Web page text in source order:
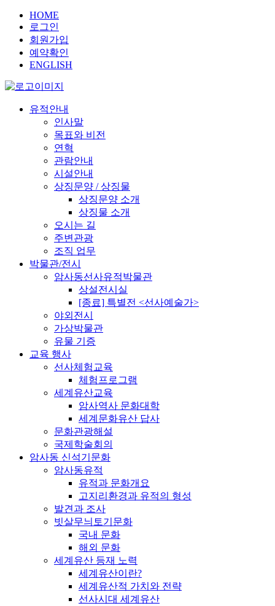
HOME
로그인
회원가입
예약확인
ENGLISH
유적안내
인사말
목표와 비전
연혁
관람안내
시설안내
상징문양 / 상징물
상징문양 소개
상징물 소개
오시는 길
주변관광
조직 업무
박물관/전시
암사동선사유적박물관
상설전시실
[종료] 특별전 <선사예술가>
야외전시
가상박물관
유물 기증
교육 행사
선사체험교육
체험프로그램
세계유산교육
암사역사 문화대학
세계문화유산 답사
문화관광해설
국제학술회의
암사동 신석기문화
암사동유적
유적과 문화개요
고지리환경과 유적의 형성
발견과 조사
빗살무늬토기문화
국내 문화
해외 문화
세계유산 등재 노력
세계유산이란?
세계유산적 가치와 전략
선사시대 세계유산